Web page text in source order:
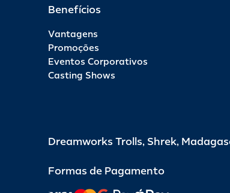
Benefícios
Vantagens
Promoções
Eventos Corporativos
Casting Shows
Dreamworks Trolls, Shrek,
Formas de Pagamento